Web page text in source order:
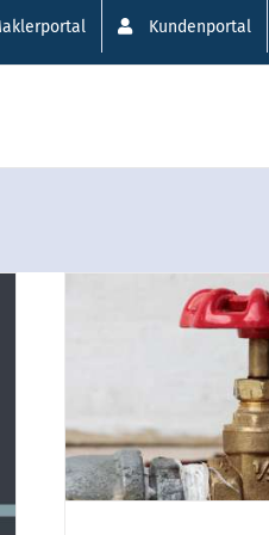
Kundenportal